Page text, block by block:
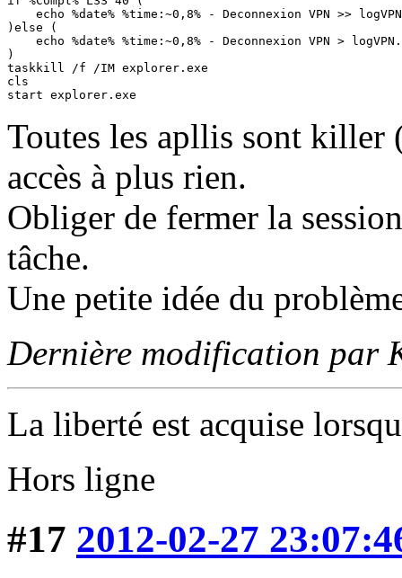
echo %date% %time:~0,8% - Deconnexion VPN >>
)else (
echo %date% %time:~0,8% - Deconnexion VPN >
)
taskkill /f /IM explorer.exe
cls
start explorer.exe
Toutes les apllis sont killer
accès à plus rien.
Obliger de fermer la
tâche.
Une petite idée du
Dernière modification par
La liberté est acquise
Hors ligne
#17 2012-02-27